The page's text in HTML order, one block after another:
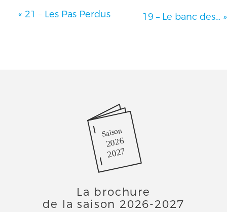
« 21 – Les Pas Perdus 19 – Le banc des… »
Saison
2026
2027
La brochure
de la saison 2026-2027